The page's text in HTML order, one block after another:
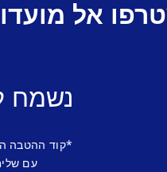
אל
נשמח
*קוד ההטבה
עם